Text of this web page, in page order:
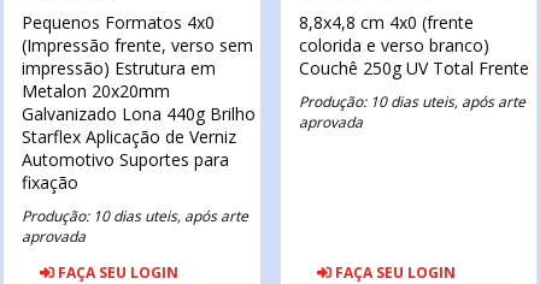
Pequenos Formatos 4x0
(Impressão frente, verso sem
impressão) Estrutura em
Metalon 20x20mm
Galvanizado Lona 440g Brilho
Starflex Aplicação de Verniz
Automotivo Suportes para
fixação
Produção: 10 dias uteis, após arte
aprovada
FAÇA SEU LOGIN
8,8x4,8 cm 4x0 (frente
colorida e verso branco)
Couchê 250g UV Total Frente
Produção: 10 dias uteis, após arte
aprovada
FAÇA SEU LOGIN